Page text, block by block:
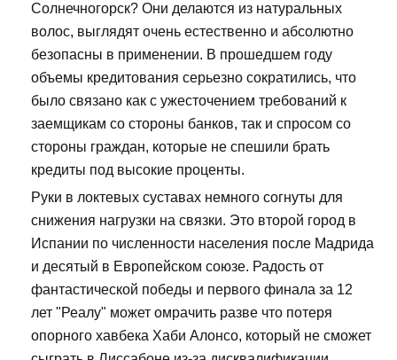
Солнечногорск? Они делаются из натуральных
волос, выглядят очень естественно и абсолютно
безопасны в применении. В прошедшем году
объемы кредитования серьезно сократились, что
было связано как с ужесточением требований к
заемщикам со стороны банков, так и спросом со
стороны граждан, которые не спешили брать
кредиты под высокие проценты.
Руки в локтевых суставах немного согнуты для
снижения нагрузки на связки. Это второй город в
Испании по численности населения после Мадрида
и десятый в Европейском союзе. Радость от
фантастической победы и первого финала за 12
лет "Реалу" может омрачить разве что потеря
опорного хавбека Хаби Алонсо, который не сможет